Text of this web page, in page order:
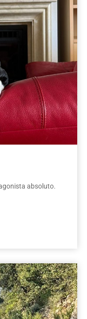
absoluto.